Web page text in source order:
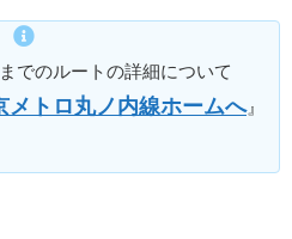
でのルートの詳細について
メトロ丸ノ内線ホームへ』